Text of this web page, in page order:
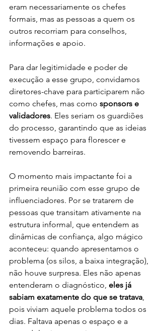
eram necessariamente os chefes
formais, mas as pessoas a quem os
outros recorriam para conselhos,
informações e apoio.
Para dar legitimidade e poder de
execução a esse grupo, convidamos
diretores-chave para participarem não
como chefes, mas como sponsors e
validadores. Eles seriam os guardiões
do processo, garantindo que as ideias
tivessem espaço para florescer e
removendo barreiras.
O momento mais impactante foi a
primeira reunião com esse grupo de
influenciadores. Por se tratarem de
pessoas que transitam ativamente na
estrutura informal, que entendem as
dinâmicas de confiança, algo mágico
aconteceu: quando apresentamos o
problema (os silos, a baixa integração),
não houve surpresa. Eles não apenas
entenderam o diagnóstico, eles já
sabiam exatamente do que se tratava,
pois viviam aquele problema todos os
dias. Faltava apenas o espaço e a